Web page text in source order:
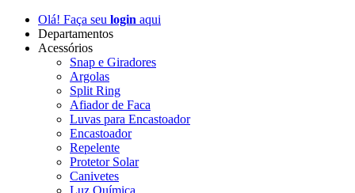
Olá! Faça seu login aqui
Departamentos
Acessórios
Snap e Giradores
Argolas
Split Ring
Afiador de Faca
Luvas para Encastoador
Encastoador
Repelente
Protetor Solar
Canivetes
Luz Química